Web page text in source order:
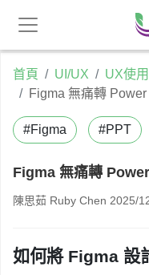
首頁 UI/UX
UX使
Figma 無痛轉
#Figma #PPT
Figma 無痛轉
陳思茹 Ruby Chen 2025/
如何將 Figma 設